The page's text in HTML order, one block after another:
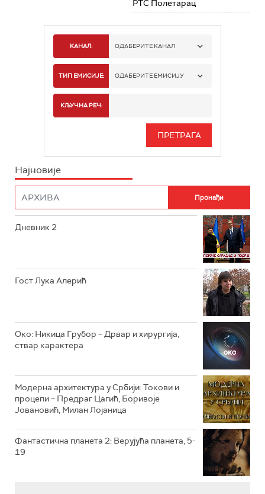
РТС Полетарац
КАНАЛ: ОДАБЕРИТЕ КАНАЛ
РТС 1
РТС 3
ТИП ЕМИСИЈЕ: ОДАБЕРИТЕ ЕМИСИЈУ
ИНФО
КЉУЧНА РЕЧ:
Најновије
Дневник 2
Гост Лука Алерић
Око: Никица Грубор – Дрвар и хирургија,
ствар карактера
Модерна архитектура у Србији: Токови и
процепи – Предраг Цагић, Боривоје
Јовановић, Милан Лојаница
Фантастична планета 2: Верујућа планета, 5-
19